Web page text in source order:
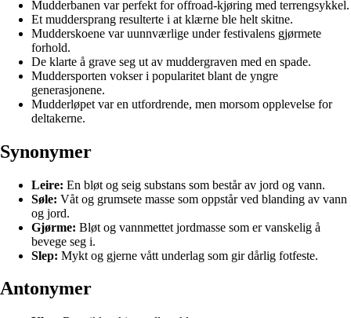
Mudderbanen var perfekt for offroad-kjøring med terrengsykkel.
Et muddersprang resulterte i at klærne ble helt skitne.
Mudderskoene var uunnværlige under festivalens gjørmete
forhold.
De klarte å grave seg ut av muddergraven med en spade.
Muddersporten vokser i popularitet blant de yngre
generasjonene.
Mudderløpet var en utfordrende, men morsom opplevelse for
deltakerne.
Synonymer
Leire: En bløt og seig substans som består av jord og vann.
Søle: Våt og grumsete masse som oppstår ved blanding av vann
og jord.
Gjørme: Bløt og vannmettet jordmasse som er vanskelig å
bevege seg i.
Slep: Mykt og gjerne vått underlag som gir dårlig fotfeste.
Antonymer